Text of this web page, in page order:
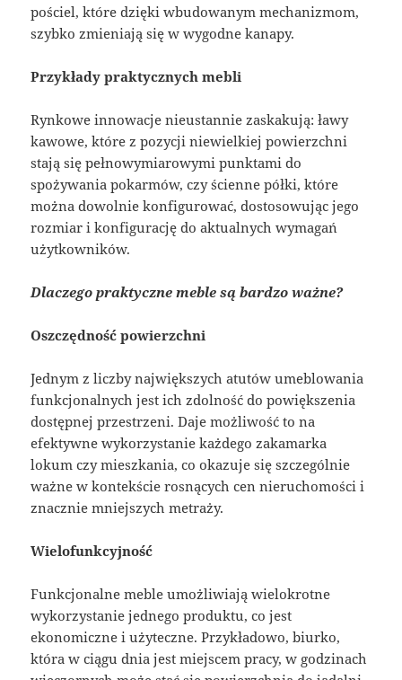
pościel, które dzięki wbudowanym mechanizmom,
szybko zmieniają się w wygodne kanapy.
Przykłady praktycznych mebli
Rynkowe innowacje nieustannie zaskakują: ławy
kawowe, które z pozycji niewielkiej powierzchni
stają się pełnowymiarowymi punktami do
spożywania pokarmów, czy ścienne półki, które
można dowolnie konfigurować, dostosowując jego
rozmiar i konfigurację do aktualnych wymagań
użytkowników.
Dlaczego praktyczne meble są bardzo ważne?
Oszczędność powierzchni
Jednym z liczby największych atutów umeblowania
funkcjonalnych jest ich zdolność do powiększenia
dostępnej przestrzeni. Daje możliwość to na
efektywne wykorzystanie każdego zakamarka
lokum czy mieszkania, co okazuje się szczególnie
ważne w kontekście rosnących cen nieruchomości i
znacznie mniejszych metraży.
Wielofunkcyjność
Funkcjonalne meble umożliwiają wielokrotne
wykorzystanie jednego produktu, co jest
ekonomiczne i użyteczne. Przykładowo, biurko,
która w ciągu dnia jest miejscem pracy, w godzinach